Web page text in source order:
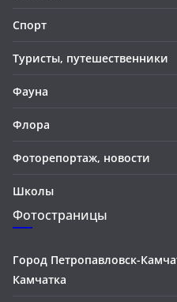
Спорт
Туристы, путешественники
Фауна
Флора
Фоторепортаж, новости
Школы
Фотостраницы
Город Петропавловск-
Камчатка